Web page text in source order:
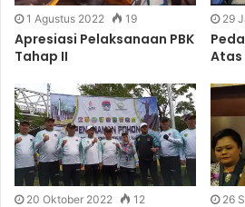
1 Agustus 2022 19
Apresiasi Pelaksanaan PBK
Tahap II
29
20 Oktober 2022 12 26